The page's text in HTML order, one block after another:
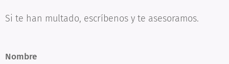
Si te han multado, escríbenos y te asesoramos.
Nombre